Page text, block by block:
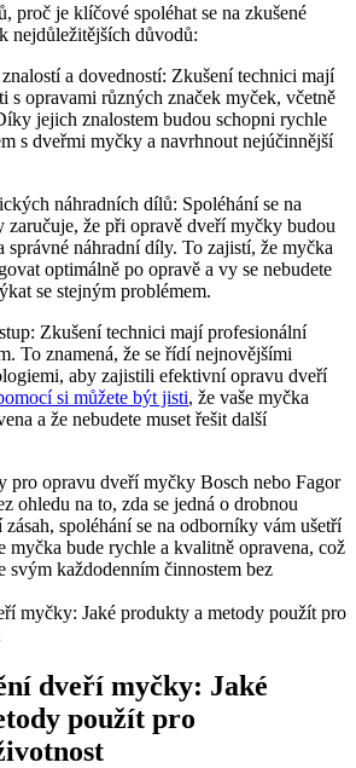
proč je klíčové spoléhat se na zkušené
nejdůležitějších důvodů:
a dovedností: Zkušení technici mají
s opravami různých značek myček, včetně
jejich znalostem budou schopni rychle
s dveřmi myčky a navrhnout nejúčinnější
náhradních dílů: Spoléhání se na
zaručuje, že při opravě dveří myčky budou
náhradní díly. To zajistí, že myčka
optimálně po opravě a vy se nebudete
se stejným problémem.
Zkušení technici mají profesionální
To znamená, že se řídí nejnovějšími
aby zajistili efektivní opravu dveří
si můžete být jisti, že vaše myčka
a že nebudete muset řešit další
pro opravu dveří myčky Bosch nebo Fagor
ohledu na to, zda se jedná o drobnou
spoléhání se na odborníky vám ušetří
myčka bude rychle a kvalitně opravena, což
svým každodenním činnostem bez
dveří myčky: Jaké
použít pro